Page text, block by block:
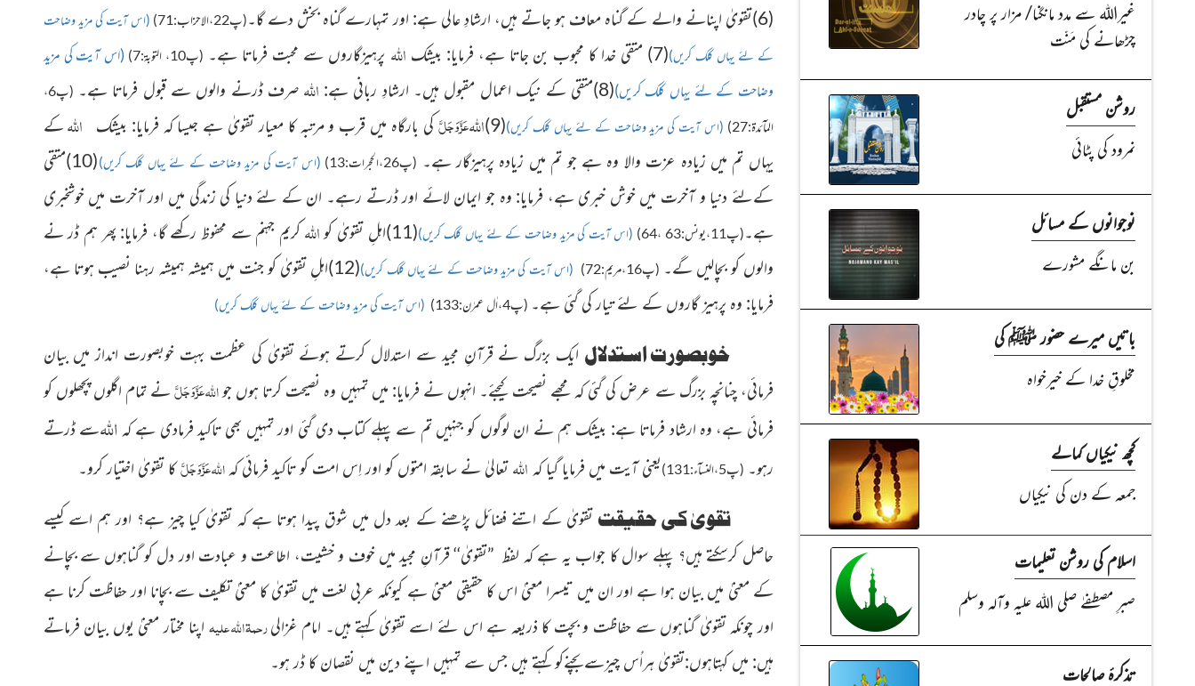
(6)تقویٰ اپنانے والے کے گناہ معاف ہو جاتے ہیں، ارشادِ عالی ہے: اور تمہارے گناہ بخش دے گا۔ (پ22،الاحزاب:71) (اس آیت کی مزید وضاحت
کے لئے یہاں کلک کریں)(7) متقی خدا کا محبوب بن جاتا ہے، فرمایا: بیشک اللہ پرہیزگاروں سے محبت فرماتا ہے۔ (پ10، التوبۃ:7)
(اس آیت کی مزید
وضاحت کے لئے یہاں کلک کریں)(8)متقی کے نیک اعمال مقبول ہیں۔ ارشادِ ربانی ہے: اللہ صرف ڈرنے والوں سے قبول فرماتا ہے۔ (پ6،
المآئدة:27) (اس آیت کی مزید وضاحت کے لئے یہاں کلک کریں)(9) اللہعَزَّوَجَلَّ کی بارگاہ میں قرب و مرتبہ کا معیار تقویٰ ہے جیسا کہ فرمایا: بیشک اللہکے
یہاں تم میں زیادہ عزت والا وہ ہے جو تم میں زیادہ پرہیزگار ہے۔ (پ26،الحجرات:13) (اس آیت کی مزید وضاحت کے لئے یہاں کلک کریں)
(10)متقی
کےلئے دنیا و آخرت میں خوش خبری ہے، فرمایا: وہ جو ایمان لائے اور ڈرتے رہے۔ ان کے لئے دنیا کی زندگی میں اور آخرت میں خوشخبری
ہے۔(پ11،یونس:63 ،64) (اس آیت کی مزید وضاحت کے لئے یہاں کلک کریں)(11)اہلِ تقویٰ کو اللہ کریم جہنم سے محفوظ رکھے گا، فرمایا: پھر ہم ڈر نے
والوں کو بچالیں گے۔ (پ16،مریم:72) (اس آیت کی مزید وضاحت کے لئے یہاں کلک کریں)
(12)اہلِ تقویٰ کو جنت میں ہمیشہ ہمیشہ رہنا نصیب ہوتا ہے،
فرمایا: وہ پرہیز گاروں کے لئے تیار کی گئی ہے۔ (پ4،اٰل عمرٰن:133) (اس آیت کی مزید وضاحت کے لئے یہاں کلک کریں)
خوبصورت استدلال ایک بزرگ نے قرآنِ مجید سے استدلال کرتے ہوئے تقویٰ کی عظمت بہت خوبصورت انداز میں بیان
فرمائی، چنانچہ بزرگ سے عرض کی گئی کہ مجھے نصیحت کیجئے۔ انہوں نے فرمایا: میں تمہیں وہ نصیحت کرتا ہوں جواللہعَزَّوَجَلَّنے تمام اگلوں پچھلوں کو
فرمائی ہے، وہ ارشاد فرماتا ہے: بیشک ہم نے ان لوگوں کو جنہیں تم سے پہلے کتاب دی گئی اور تمہیں بھی تاکید فرمادی ہے کہ اللہسے ڈرتے
رہو۔ (پ5،النسآء:131) یعنی آیت میں فرمایا گیا کہ اللہ تعالیٰ نے سابقہ امتوں کو اور اِس امت کو تاکید فرمائی کہاللہعَزَّوَجَلَّکا تقویٰ اختیار کرو۔
تقویٰ کی حقیقت تقویٰ کے اتنے فضائل پڑھنے کے بعد دل میں شوق پیدا ہوتا ہے کہ تقویٰ کیا چیز ہے؟ اور ہم اسے کیسے
حاصل کرسکتے ہیں؟ پہلے سوال کا جواب یہ ہے کہ لفظ ”تقویٰ‘‘ قرآنِ مجید میں خوف و خشیت، اطاعت و عبادت اوردل کو گناہوں سے بچانے
کے معنیٰ میں بیان ہوا ہے اور ان میں تیسرا معنیٰ اس کا حقیقی معنیٰ ہے کیونکہ عربی لغت میں تقویٰ کا معنیٰ تکلیف سے بچانا اور حفاظت کرنا ہے
اور چونکہ تقویٰ گناہوں سے حفاظت و بچت کا ذریعہ ہے اس لئے اسے تقویٰ کہتے ہیں۔ امام غزالیرحمۃ اللہ علیہ اپنا مختار معنیٰ یوں بیان فرماتے
ہیں: میں کہتاہوں:تقویٰ ہراُس چیزسےبچنےکو کہتے ہیں جس سے تمہیں اپنے دین میں نقصان کا ڈر ہو۔
غیراللہ سے مدد مانگنا/ مزار پر چادر
چڑھانے کی مَنّت
روشن مستقبل
نمرود کی پٹائی
نوجوانوں کے مسائل
بن مانگے مشورے
باتیں میرے حضور ﷺ کی
مخلوقِ خدا کے خیرخواہ
کچھ نیکیاں کمالے
جمعہ کے دن کی نیکیاں
اسلام کی روشن تعلیمات
صبرِ مصطفےٰ صلی اللہ علیہ وآلہ وسلم
تذکرۂ صالحات